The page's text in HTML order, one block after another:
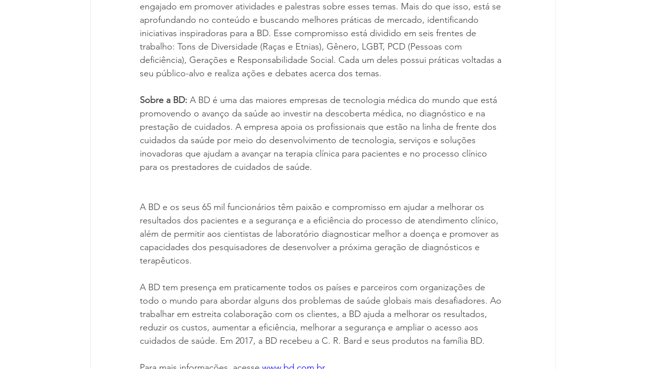
engajado em promover atividades e palestras sobre esses temas. Mais do que isso, está se
aprofundando no conteúdo e buscando melhores práticas de mercado, identificando
iniciativas inspiradoras para a BD. Esse compromisso está dividido em seis frentes de
trabalho: Tons de Diversidade (Raças e Etnias), Gênero, LGBT, PCD (Pessoas com
deficiência), Gerações e Responsabilidade Social. Cada um deles possui práticas voltadas a
seu público-alvo e realiza ações e debates acerca dos temas.
Sobre a BD: A BD é uma das maiores empresas de tecnologia médica do mundo que está
promovendo o avanço da saúde ao investir na descoberta médica, no diagnóstico e na
prestação de cuidados. A empresa apoia os profissionais que estão na linha de frente dos
cuidados da saúde por meio do desenvolvimento de tecnologia, serviços e soluções
inovadoras que ajudam a avançar na terapia clínica para pacientes e no processo clínico
para os prestadores de cuidados de saúde.
A BD e os seus 65 mil funcionários têm paixão e compromisso em ajudar a melhorar os
resultados dos pacientes e a segurança e a eficiência do processo de atendimento clínico,
além de permitir aos cientistas de laboratório diagnosticar melhor a doença e promover as
capacidades dos pesquisadores de desenvolver a próxima geração de diagnósticos e
terapêuticos.
A BD tem presença em praticamente todos os países e parceiros com organizações de
todo o mundo para abordar alguns dos problemas de saúde globais mais desafiadores. Ao
trabalhar em estreita colaboração com os clientes, a BD ajuda a melhorar os resultados,
reduzir os custos, aumentar a eficiência, melhorar a segurança e ampliar o acesso aos
cuidados de saúde. Em 2017, a BD recebeu a C. R. Bard e seus produtos na família BD.